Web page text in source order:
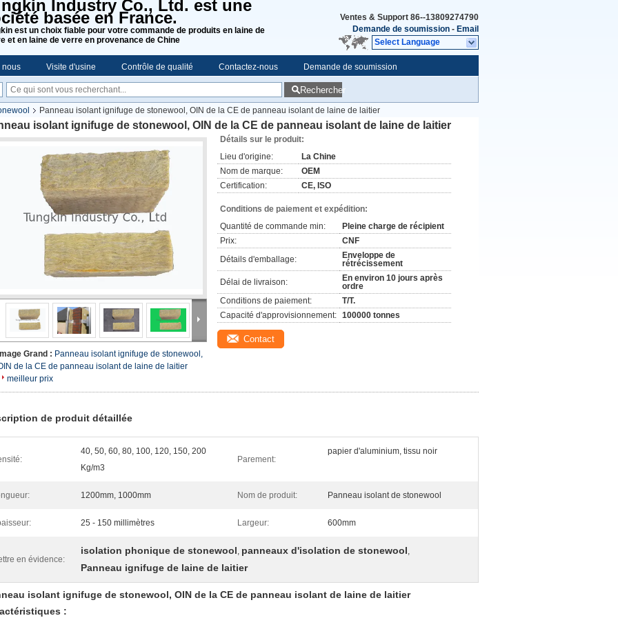
Industry Co., Ltd. est une
basée en France.
est un choix fiable pour votre commande de produits en laine de
et en laine de verre en provenance de Chine
Ventes & Support 86--13809274790
Demande de soumission - Email
Select Language
nous Visite d'usine Contrôle de qualité Contactez-nous Demande de soumission
Rechercher
Panneau isolant ignifuge de stonewool, OIN de la CE de panneau isolant de laine de laitier
isolant ignifuge de stonewool, OIN de la CE de panneau isolant de laine de laitier
Grand : Panneau isolant ignifuge de stonewool,
de la CE de panneau isolant de laine de laitier
meilleur prix
Détails sur le produit:
Lieu d'origine:
La Chine
Nom de marque:
OEM
Certification:
CE, ISO
Conditions de paiement et expédition:
Quantité de commande min:
Pleine charge de récipient
Prix:
CNF
Détails d'emballage:
Enveloppe de
rétrécissement
Délai de livraison:
En environ 10 jours après
ordre
Conditions de paiement:
T/T.
Capacité d'approvisionnement: 100000 tonnes
Contact
de produit détaillée
40, 50, 60, 80, 100, 120, 150, 200
Kg/m3
Parement:
papier d'aluminium, tissu noir
1200mm, 1000mm Nom de produit: Panneau isolant de stonewool
25 - 150 millimètres Largeur: 600mm
en évidence:
isolation phonique de stonewool, panneaux d'isolation de stonewool,
Panneau ignifuge de laine de laitier
isolant ignifuge de stonewool, OIN de la CE de panneau isolant de laine de laitier
: